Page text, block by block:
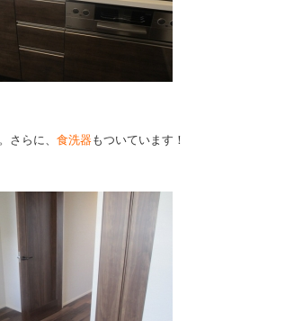
さらに、 食洗器もついています！